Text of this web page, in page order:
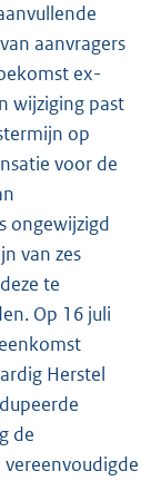
aanvragers
ex-
wijziging past
op
voor de
ongewijzigd
van zes
te
Op 16 juli
Herstel
de